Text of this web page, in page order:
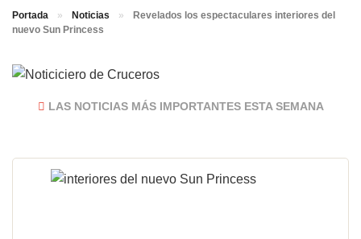
Portada » Noticias »
Revelados los espectaculares interiores del
nuevo Sun Princess
LAS NOTICIAS MÁS IMPORTANTES ESTA SEMANA